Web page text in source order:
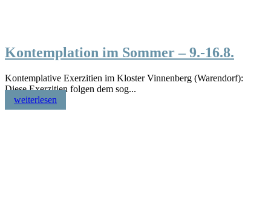
Kontemplation im Sommer – 9.-16.8.
Kontemplative Exerzitien im Kloster Vinnenberg (Warendorf):
Diese Exerzitien folgen dem sog...
weiterlesen